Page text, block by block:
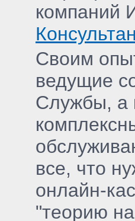
компаний
Своим
ведущие
Службы, а
все, что
онлайн-
"теорию